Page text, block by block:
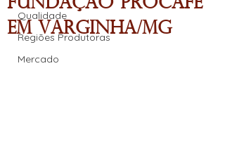
Qualidade
Regiões Produtoras
Mercado
Fundação Procafé
em Varginha/MG